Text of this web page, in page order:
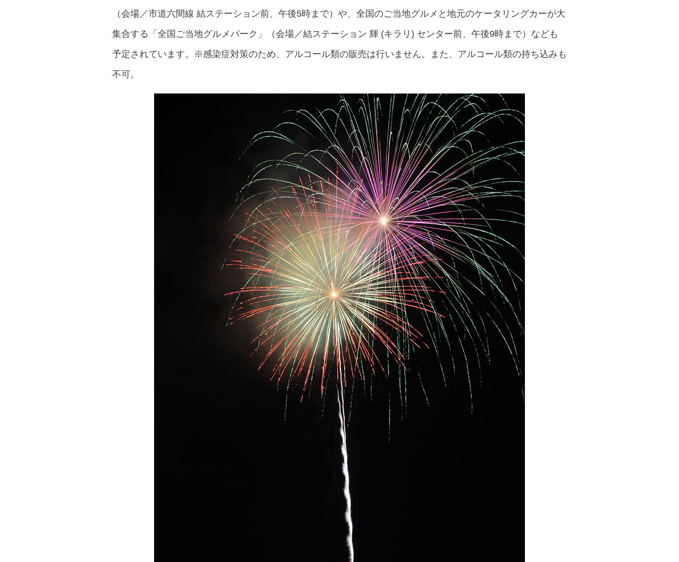
（会場／市道六間線 結ステーション前、午後5時まで）や、全国のご当地グルメと地元のケータリングカーが大
集合する「全国ご当地グルメパーク」（会場／結ステーション 輝 (キラリ) センター前、午後9時まで）なども
予定されています。※感染症対策のため、アルコール類の販売は行いません。また、アルコール類の持ち込みも
不可。